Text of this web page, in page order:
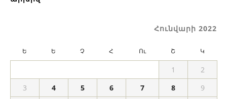
Հունվարի 2022
Ե Ե Չ Հ Ու Շ Կ
1
2
3
4 5 6 7 8
9